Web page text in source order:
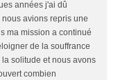
années j'ai dû
avions repris une
ma mission a continué
de la souffrance
solitude et nous avons
combien